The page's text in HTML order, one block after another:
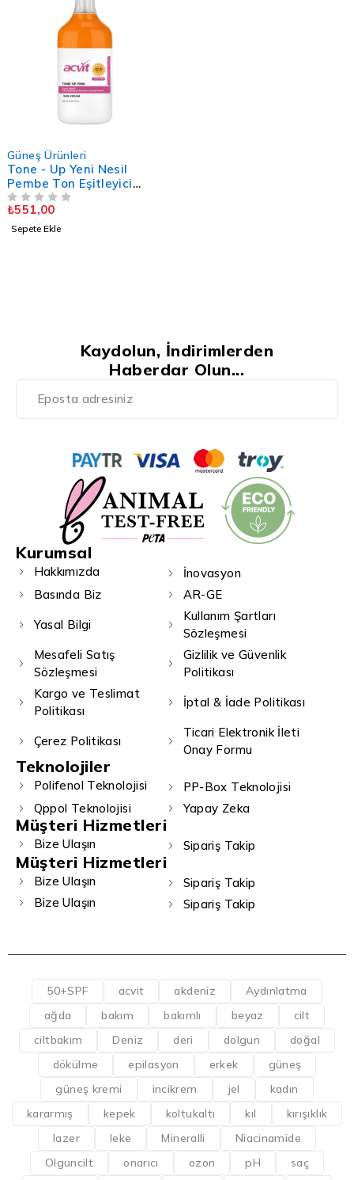
Güneş Ürünleri
Tone - Up Yeni Nesil
Pembe Ton Eşitleyici
Güneş Kremi 50+SPF – 100
ml. PA++++
₺551,00
Sepete Ekle
Kurumsal
Hakkımızda
İnovasyon
Basında Biz
AR-GE
Yasal Bilgi
Kullanım Şartları
Sözleşmesi
Mesafeli Satış
Sözleşmesi
Gizlilik ve Güvenlik
Politikası
Kargo ve Teslimat
Politikası
İptal & İade Politikası
Çerez Politikası
Ticari Elektronik İleti
Onay Formu
Teknolojiler
Polifenol Teknolojisi
PP-Box Teknolojisi
Qppol Teknolojisi
Yapay Zeka
Müşteri Hizmetleri
Bize Ulaşın Sipariş Takip
Müşteri Hizmetleri
Bize Ulaşın
Sipariş Takip
Bize Ulaşın
Sipariş Takip
Kaydolun, İndirimlerden
Haberdar Olun...
50+SPF acvit akdeniz
Aydınlatma
ağda
bakım bakımlı beyaz
cilt
ciltbakım
Deniz deri dolgun
doğal
dökülme
epilasyon erkek
güneş
güneş kremi
incikrem jel
kadın
kararmış
kepek koltukaltı kıl
kırışıklık
lazer
leke Mineralli
Niacinamide
Olguncilt
onarıcı ozon pH saç